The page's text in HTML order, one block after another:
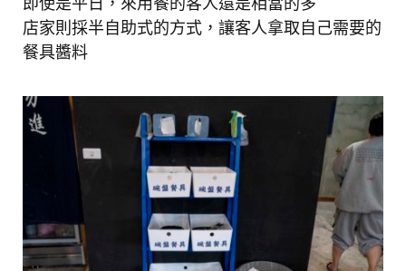
店家則採半自助式的方式，讓客人拿取自己需要的
餐具醬料